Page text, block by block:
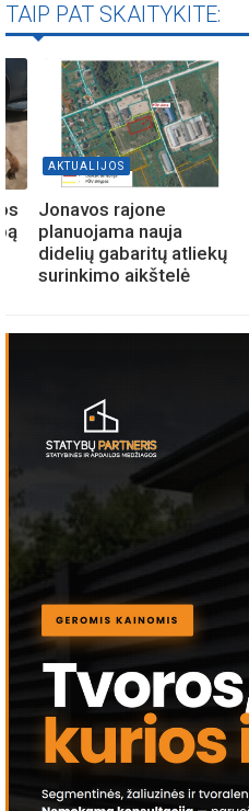
TAIP PAT SKAITYKITE:
AKTUALIJOS
Jonavos rajone
planuojama nauja
didelių gabaritų atliekų
surinkimo aikštelė